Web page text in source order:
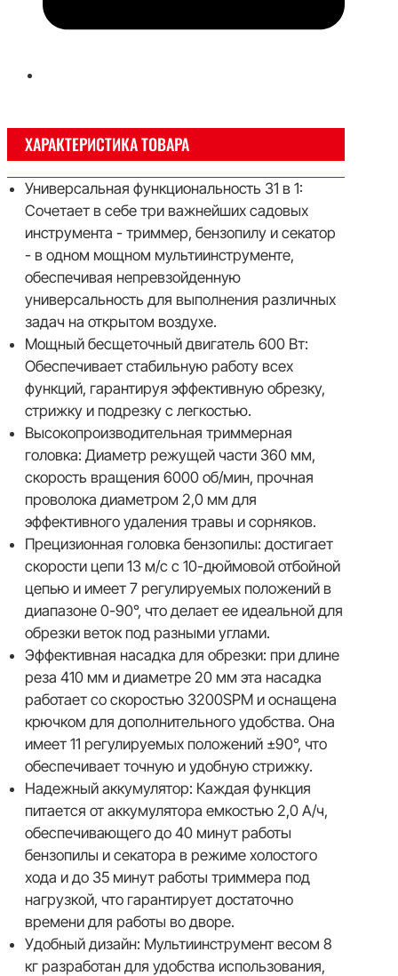
ХАРАКТЕРИСТИКА ТОВАРА
Универсальная функциональность 31 в 1:
Сочетает в себе три важнейших садовых
инструмента - триммер, бензопилу и секатор
- в одном мощном мультиинструменте,
обеспечивая непревзойденную
универсальность для выполнения различных
задач на открытом воздухе.
Мощный бесщеточный двигатель 600 Вт:
Обеспечивает стабильную работу всех
функций, гарантируя эффективную обрезку,
стрижку и подрезку с легкостью.
Высокопроизводительная триммерная
головка: Диаметр режущей части 360 мм,
скорость вращения 6000 об/мин, прочная
проволока диаметром 2,0 мм для
эффективного удаления травы и сорняков.
Прецизионная головка бензопилы: достигает
скорости цепи 13 м/с с 10-дюймовой отбойной
цепью и имеет 7 регулируемых положений в
диапазоне 0-90°, что делает ее идеальной для
обрезки веток под разными углами.
Эффективная насадка для обрезки: при длине
реза 410 мм и диаметре 20 мм эта насадка
работает со скоростью 3200SPM и оснащена
крючком для дополнительного удобства. Она
имеет 11 регулируемых положений ±90°, что
обеспечивает точную и удобную стрижку.
Надежный аккумулятор: Каждая функция
питается от аккумулятора емкостью 2,0 А/ч,
обеспечивающего до 40 минут работы
бензопилы и секатора в режиме холостого
хода и до 35 минут работы триммера под
нагрузкой, что гарантирует достаточно
времени для работы во дворе.
Удобный дизайн: Мультиинструмент весом 8
кг разработан для удобства использования,